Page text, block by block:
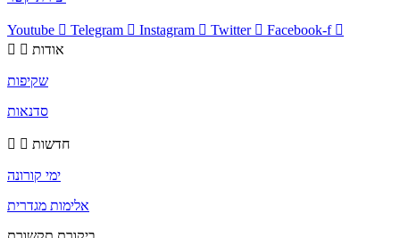
Youtube Telegram Instagram Twitter
Facebook-f
אודות
שקיפות
סדנאות
חדשות
ימי קורונה
אלימות מגדרית